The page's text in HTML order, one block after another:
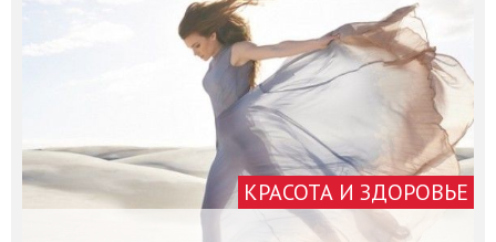
КРАСОТА И ЗДОРОВЬЕ